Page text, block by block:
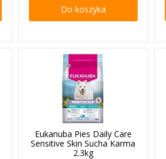
Do koszyka
Eukanuba Pies Daily Care
Sensitive Skin Sucha Karma
2.3kg